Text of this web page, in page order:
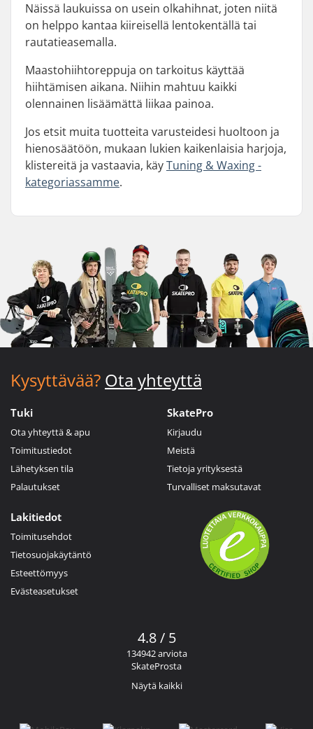
Näissä laukuissa on usein olkahihnat, joten niitä
on helppo kantaa kiireisellä lentokentällä tai
rautatieasemalla.
Maastohiihtoreppuja on tarkoitus käyttää
hiihtämisen aikana. Niihin mahtuu kaikki
olennainen lisäämättä liikaa painoa.
Jos etsit muita tuotteita varusteidesi huoltoon ja
hienosäätöön, mukaan lukien kaikenlaisia harjoja,
klistereitä ja vastaavia, käyTuning & Waxing -
kategoriassamme.
Kysyttävää? Ota yhteyttä
Tuki
Ota yhteyttä & apu
Toimitustiedot
Lähetyksen tila
Palautukset
SkatePro
Kirjaudu
Meistä
Tietoja yrityksestä
Turvalliset maksutavat
Lakitiedot
Toimitusehdot
Tietosuojakäytäntö
Esteettömyys
Evästeasetukset
4.8 / 5
134942 arviota
SkateProsta
Näytä kaikki